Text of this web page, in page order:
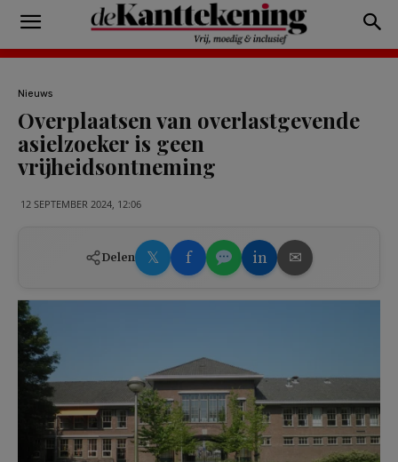
Nieuws
Overplaatsen van overlastgevende
asielzoeker is geen
vrijheidsontneming
12 SEPTEMBER 2024, 12:06
Delen 𝕏 f in ✉